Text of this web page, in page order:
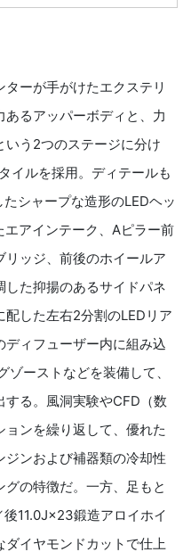
ーが手がけたエクステリ
るアッパーボディと、力
う2つのステージに分け
イルを採用。ディテールも
シャープな造形のLEDヘッ
エアインテーク、Aピラー前
ッジ、前後のホイールア
た抑揚のあるサイドパネ
した左右2分割のLEDリア
ディフューザー内に組み込
ーストなどを装備して、
る。風洞実験やCFD（数
ンを繰り返して、優れた
ンおよび補器類の冷却性
の特徴だ。一方、足もと
11.0J×23鍛造アロイホイ
イヤモンドカットで仕上